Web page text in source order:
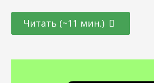
специалистов, так и для тех, кто
переосмысления карьерного пути и
интерфейсов для сайтов и
Читать (~11 мин.)